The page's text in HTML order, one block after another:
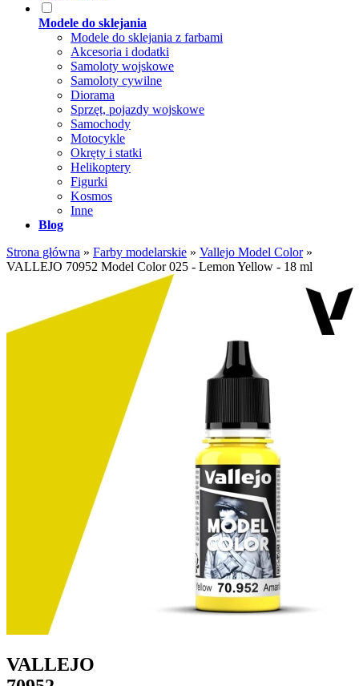
Modele do sklejania
Modele do sklejania z farbami
Akcesoria i dodatki
Samoloty wojskowe
Samoloty cywilne
Diorama
Sprzęt, pojazdy wojskowe
Samochody
Motocykle
Okręty i statki
Helikoptery
Figurki
Kosmos
Inne
Blog
Strona główna » Farby modelarskie » Vallejo Model Color»
VALLEJO 70952 Model Color 025 - Lemon Yellow - 18 ml
VALLEJO